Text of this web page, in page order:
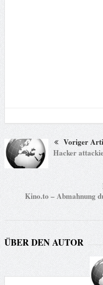
Voriger
Hacker
Kino.to – Abmahnung
ÜBER DEN AUTOR